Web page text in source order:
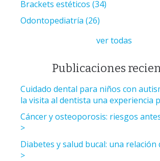
Brackets estéticos (34)
Odontopediatría (26)
ver todas
Publicaciones
Cuidado dental para niños con
la visita al dentista una experiencia
Cáncer y osteoporosis: riesgos
Diabetes y salud bucal: una relación